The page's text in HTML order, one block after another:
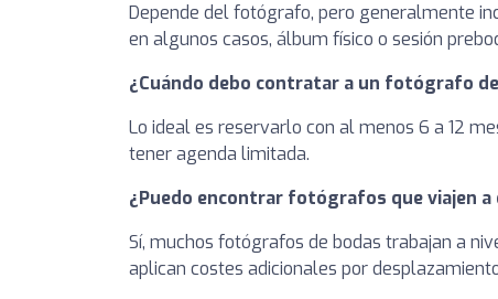
Depende del fotógrafo, pero generalmente
en algunos casos, álbum físico o sesión
¿Cuándo debo contratar a un fotógrafo
Lo ideal es reservarlo con al menos 6 a 12
tener agenda limitada.
¿Puedo encontrar fotógrafos que viajen a
Sí, muchos fotógrafos de bodas trabajan a
aplican costes adicionales por